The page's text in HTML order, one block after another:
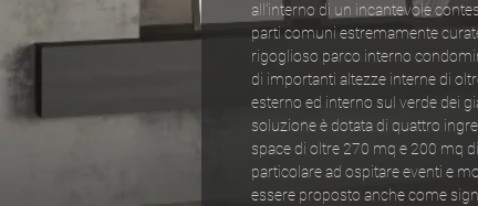
all'interno di un incantevole
parti comuni estremamente
rigoglioso parco interno
di importanti altezze interne di
esterno ed interno sul verde dei
soluzione è dotata di quattro
space di oltre 270 mq e 200 mq
particolare ad ospitare eventi e
essere proposto anche come